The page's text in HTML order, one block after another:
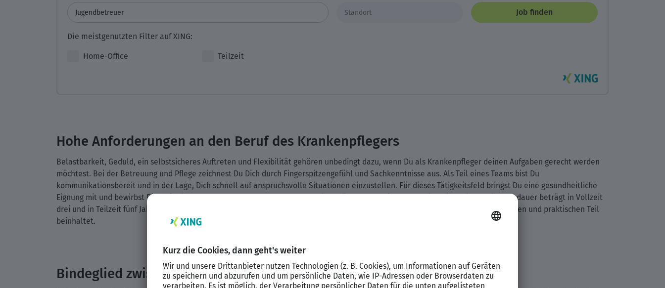
Job finden
Die meistgenutzten Filter auf XING:
Home-Office Teilzeit
Hohe Anforderungen an den Beruf des Krankenpflegers
Belastbarkeit, Geduld, ein selbstsicheres Auftreten und Flexibilität gehören unbedingt dazu, wenn Du als Krankenpfleger deinen Aufgaben gerecht werden
möchtest. Bei der Betreuung und Pflege zeichnest Du Dich durch Fingerspitzengefühl und Sachkenntnisse aus. Als Teil eines Teams bist Du
kommunikationsbereit und in der Lage, Dich schnell auf anspruchsvolle Situationen einzustellen. Für dieses Tätigkeitsfeld bringst Du eine gesundheitliche
Eignung mit und bewirbst Dich mit einem guten Hauptschulabschluss oder einer höheren schulischen Qualifikation. Die Ausbildungsdauer beträgt in Vollzeit
drei und in Teilzeit fünf Jahre. Das Ende deiner Ausbildung bildet eine staatliche Abschlussprüfung, die einen mündlichen, schriftlichen und praktischen Teil
beinhaltet.
Bindeglied zwischen Patient und Arzt – Krankenpfleger als Allrounder